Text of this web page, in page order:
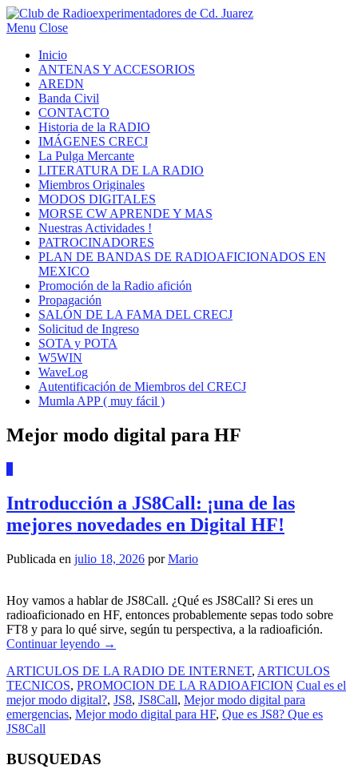
Menu Close
Inicio
ANTENAS Y ACCESORIOS
AREDN
Banda Civil
CONTACTO
Historia de la RADIO
IMÁGENES CRECJ
La Pulga Mercante
LITERATURA DE LA RADIO
Miembros Originales
MODOS DIGITALES
MORSE CW APRENDE Y MAS
Nuestras Actividades !
PATROCINADORES
PLAN DE BANDAS DE RADIOAFICIONADOS EN
MEXICO
Promoción de la Radio afición
Propagación
SALÓN DE LA FAMA DEL CRECJ
Solicitud de Ingreso
SOTA y POTA
W5WIN
WaveLog
Autentificación de Miembros del CRECJ
Mumla APP ( muy fácil )
Mejor modo digital para HF
Introducción a JS8Call: ¡una de las
mejores novedades en Digital HF!
Publicada en julio 18, 2026 porMario
Hoy vamos a hablar de JS8Call. ¿Qué es JS8Call? Si eres un
radioaficionado en HF, entonces probablemente sepas todo sobre
FT8 y para lo qué sirve, según tu perspectiva, a la radioafición.
Continuar leyendo →
ARTICULOS DE LA RADIO DE INTERNET, ARTICULOS
TECNICOS, PROMOCION DE LA RADIOAFICION Cual es el
mejor modo digital?, JS8, JS8Call, Mejor modo digital para
emergencias, Mejor modo digital para HF, Que es JS8? Que es
JS8Call
BUSQUEDAS